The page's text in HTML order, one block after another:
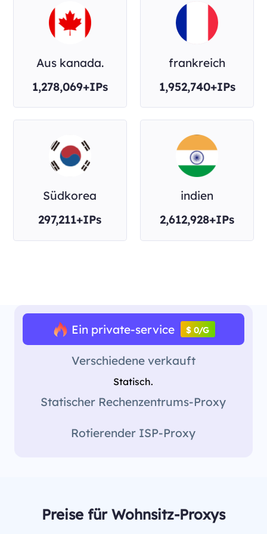
Aus kanada.
1,278,069+IPs
frankreich
1,952,740+IPs
Südkorea
297,211+IPs
indien
2,612,928+IPs
Ein private-service $ 0/G
Verschiedene verkauft
Statisch.
Statischer Rechenzentrums-Proxy
Rotierender ISP-Proxy
Preise für Wohnsitz-Proxys